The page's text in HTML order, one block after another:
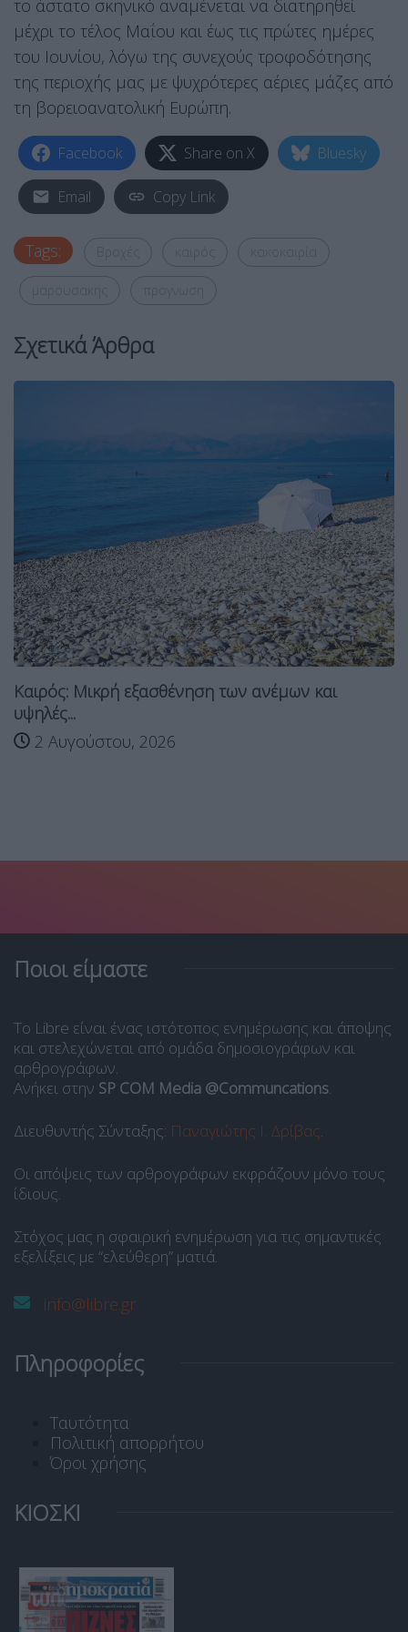
το άστατο σκηνικό αναμένεται να διατηρηθεί
μέχρι το τέλος Μαΐου και έως τις πρώτες ημέρες
του Ιουνίου, λόγω της συνεχούς τροφοδότησης
της περιοχής μας με ψυχρότερες αέριες μάζες από
τη βορειοανατολική Ευρώπη.
Facebook Share on X Bluesky
Email Copy Link
Tags:
Σχετικά Άρθρα
Καιρός: Μικρή εξασθένηση των ανέμων και
υψηλές...
2 Αυγούστου, 2026
Ποιοι είμαστε
Το Libre είναι ένας ιστότοπος ενημέρωσης και άποψης
και στελεχώνεται από ομάδα δημοσιογράφων και
αρθρογράφων.
Ανήκει στην SP COM Media @Communcations.
Διευθυντής Σύνταξης: Παναγιώτης Ι. Δρίβας.
Οι απόψεις των αρθρογράφων εκφράζουν μόνο τους
ίδιους.
Στόχος μας η σφαιρική ενημέρωση για τις σημαντικές
εξελίξεις με “ελεύθερη” ματιά.
info@libre.gr
Πληροφορίες
Ταυτότητα
Πολιτική απορρήτου
Όροι χρήσης
ΚΙΟΣΚΙ